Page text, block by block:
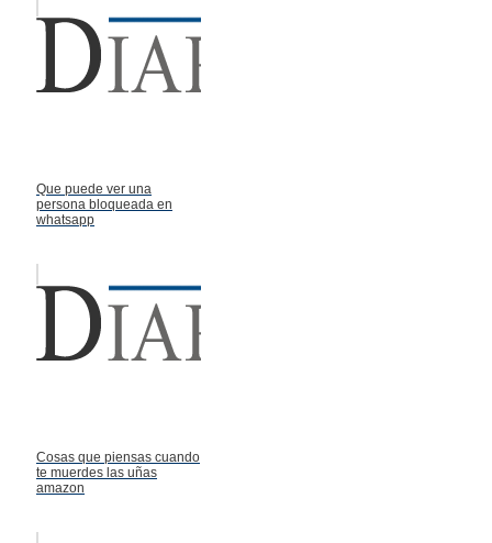
Que puede ver una
persona bloqueada en
whatsapp
Cosas que piensas cuando
te muerdes las uñas
amazon